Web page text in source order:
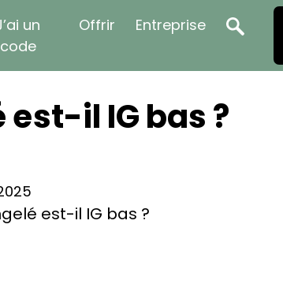
un
code
Offrir Entreprise
il IG bas ?
est-il IG bas ?